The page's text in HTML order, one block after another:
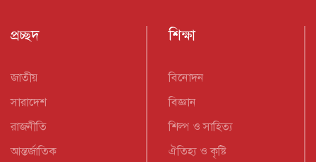
প্রচ্ছদ
জাতীয়
সারাদেশ
রাজনীতি
আন্তর্জাতিক
শিক্ষা
বিনোদন
বিজ্ঞান
শিল্প ও সাহিত্য
ঐতিহ্য ও কৃষ্টি